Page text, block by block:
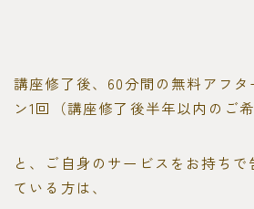
講座修了後、60分間の無料アフタ
ン1回（講座修了後半年以内のご希
と、ご自身のサービスをお持ち
ている方は、